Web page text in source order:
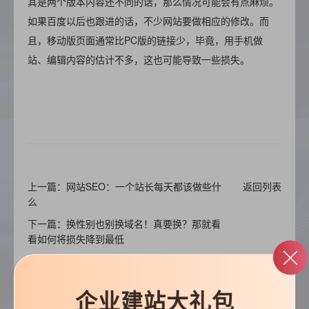
如果百度以后也跟进的话，不少网站要做相应的修改。而
且，移动版页面通常比PC版的链接少，毕竟，用手机做
站、编辑内容的估计不多，这也可能导致一些损失。
上一篇：网站SEO：一个站长每天都该做些什
么
返回列表
下一篇：换性别也别换域名！真要换？那就看
看如何将损失降到最低
企业建站大礼包